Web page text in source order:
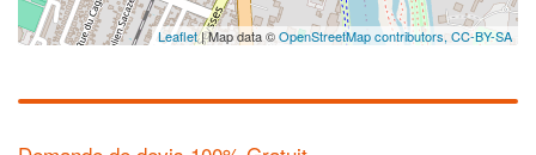
Leaflet| Map data ©OpenStreetMap contributors, CC-BY-SA